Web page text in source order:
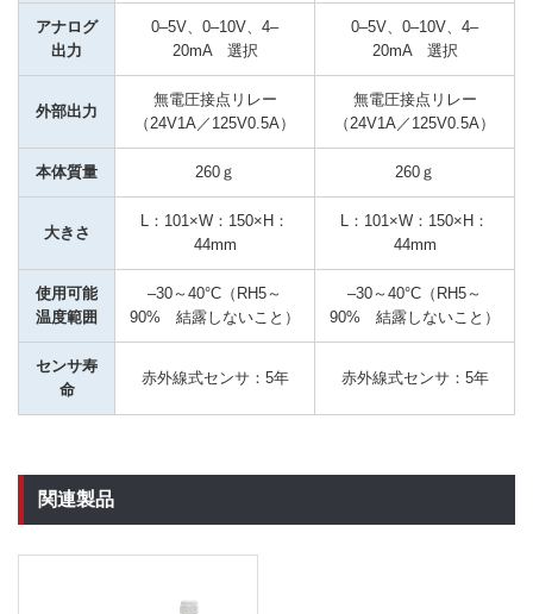
アナログ
出力
0–5V、0–10V、4–
20mA　選択
0–5V、0–10V、4–
20mA　選択
外部出力
無電圧接点リレー
（24V1A／125V0.5A）
無電圧接点リレー
（24V1A／125V0.5A）
本体質量 260ｇ 260ｇ
大きさ
L：101×W：150×H：
44mm
L：101×W：150×H：
44mm
使用可能
温度範囲
–30～40°C（RH5～
90%　結露しないこと）
–30～40°C（RH5～
90%　結露しないこと）
センサ寿
命
赤外線式センサ：5年 赤外線式センサ：5年
関連製品